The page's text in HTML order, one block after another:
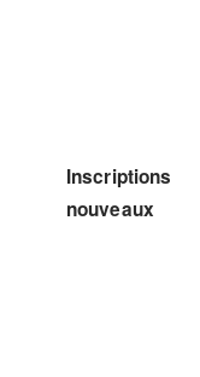
Inscriptions
nouveaux